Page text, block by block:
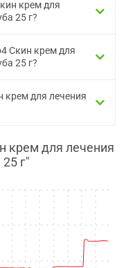
крем для
25 г?
Скин крем для
25 г?
крем для лечения
крем для лечения
г"